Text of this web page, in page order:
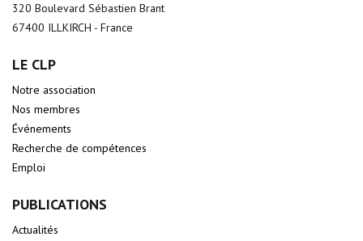
320 Boulevard Sébastien Brant
67400 ILLKIRCH - France
LE CLP
Notre association
Nos membres
Événements
Recherche de compétences
Emploi
PUBLICATIONS
Actualités